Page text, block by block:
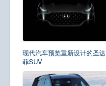
现代汽车预览重新设计的圣达
菲SUV